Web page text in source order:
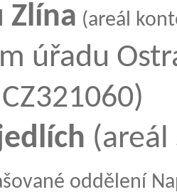
Zlína (areál
úřadu
(areál
oddělení